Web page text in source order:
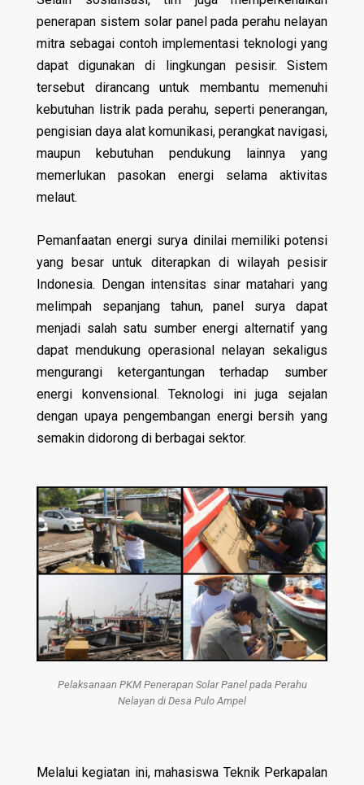
penerapan sistem solar panel pada perahu nelayan
mitra sebagai contoh implementasi teknologi yang
dapat digunakan di lingkungan pesisir. Sistem
tersebut dirancang untuk membantu memenuhi
kebutuhan listrik pada perahu, seperti penerangan,
pengisian daya alat komunikasi, perangkat navigasi,
maupun kebutuhan pendukung lainnya yang
memerlukan pasokan energi selama aktivitas
melaut.
Pemanfaatan energi surya dinilai memiliki potensi
yang besar untuk diterapkan di wilayah pesisir
Indonesia. Dengan intensitas sinar matahari yang
melimpah sepanjang tahun, panel surya dapat
menjadi salah satu sumber energi alternatif yang
dapat mendukung operasional nelayan sekaligus
mengurangi ketergantungan terhadap sumber
energi konvensional. Teknologi ini juga sejalan
dengan upaya pengembangan energi bersih yang
semakin didorong di berbagai sektor.
Pelaksanaan PKM Penerapan Solar Panel pada Perahu
Nelayan di Desa Pulo Ampel
Melalui kegiatan ini, mahasiswa Teknik Perkapalan